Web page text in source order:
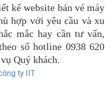
kế website bán vé máy
hợp với yêu cầu và xu
mắc hay cần tư vấn,
số hotline 0938 620
Quý khách.